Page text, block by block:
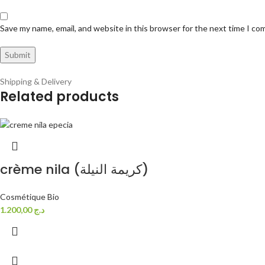
Save my name, email, and website in this browser for the next time I
Shipping & Delivery
Related products
crème nila (كريمة النيلة)
Cosmétique Bio
د.ج1.200,00